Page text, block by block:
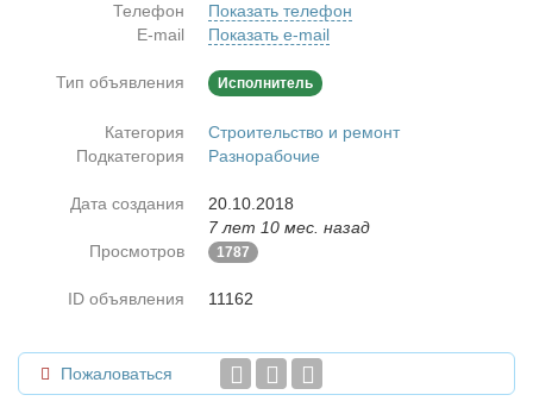
Телефон
Показать телефон
E-mail
Показать e-mail
Тип объявления Исполнитель
Категория
Строительство и ремонт
Подкатегория
Разнорабочие
Дата создания
20.10.2018
7 лет 10 мес. назад
Просмотров
1787
ID объявления 11162
Пожаловаться